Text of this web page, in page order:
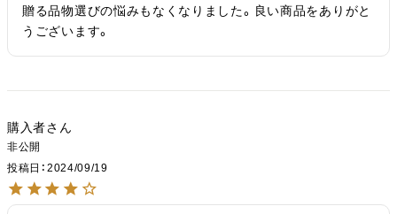
贈る品物選びの悩みもなくなりました。良い商品をありがと
うございます。
購入者
非公開
投稿日
2024/09/19